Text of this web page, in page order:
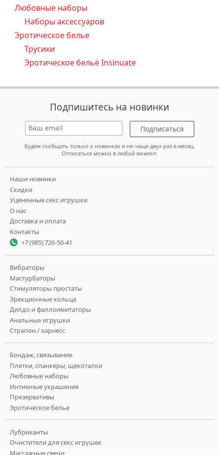
Любовные наборы
Наборы аксессуаров
Эротическое белье
Трусики
Эротическое бельё Insinuate
Подпишитесь на новинки
Подписаться
Будем сообщать только о новинках и не чаще двух раз в месяц.
Отписаться можно в любой момент.
Наши новинки
Скидки
Уцененные секс игрушки
О нас
Доставка и оплата
Контакты
+7 (985) 726-50-41
Вибраторы
Мастурбаторы
Стимуляторы простаты
Эрекционные кольца
Дилдо и фаллоимитаторы
Анальные игрушки
Страпон / харнесс
Бондаж, связывание
Плетки, спанкеры, щекоталки
Любовные наборы
Интимные украшения
Презервативы
Эротическое белье
Лубриканты
Очистители для секс игрушек
Массажные свечи